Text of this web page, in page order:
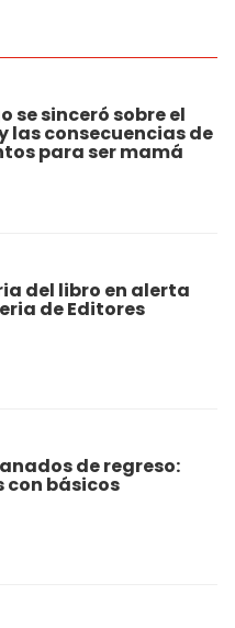
se sinceró sobre el
las consecuencias de
para ser mamá
del libro en alerta
de Editores
de regreso:
con básicos